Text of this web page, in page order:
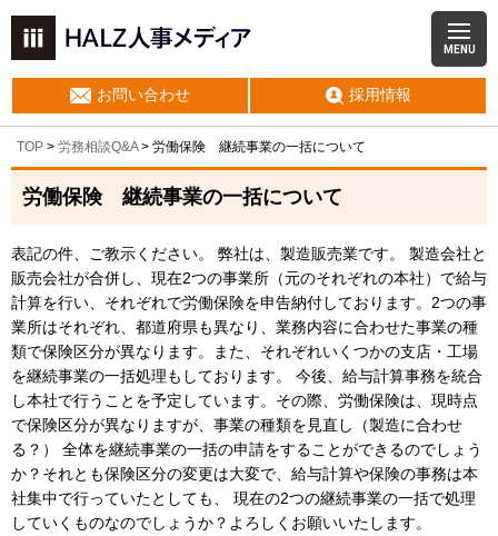
MENU
お問い合わせ 採用情報
TOP > 労務相談Q&A> 労働保険 継続事業の一括について
労働保険 継続事業の一括について
表記の件、ご教示ください。 弊社は、製造販売業です。 製造会社と
販売会社が合併し、現在2つの事業所（元のそれぞれの本社）で給与
計算を行い、それぞれで労働保険を申告納付しております。2つの事
業所はそれぞれ、都道府県も異なり、業務内容に合わせた事業の種
類で保険区分が異なります。また、それぞれいくつかの支店・工場
を継続事業の一括処理もしております。 今後、給与計算事務を統合
し本社で行うことを予定しています。その際、労働保険は、現時点
で保険区分が異なりますが、事業の種類を見直し（製造に合わせ
る？） 全体を継続事業の一括の申請をすることができるのでしょう
か？それとも保険区分の変更は大変で、給与計算や保険の事務は本
社集中で行っていたとしても、 現在の2つの継続事業の一括で処理
していくものなのでしょうか？よろしくお願いいたします。